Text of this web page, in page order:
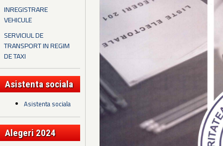
INREGISTRARE
VEHICULE
SERVICIUL DE
TRANSPORT IN REGIM
DE TAXI
Asistenta sociala
Asistenta sociala
Alegeri 2024